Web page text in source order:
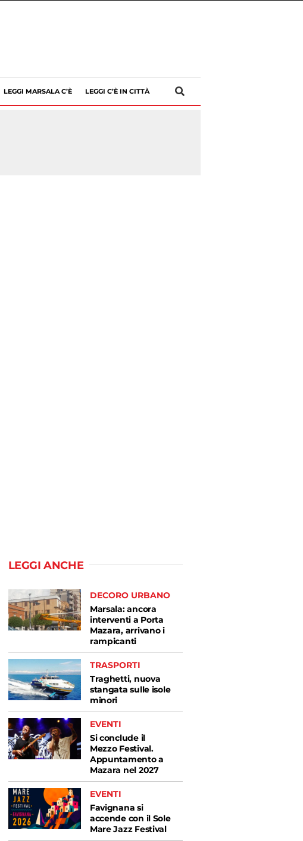
LEGGI MARSALA C’È LEGGI C’È IN CITTÀ
LEGGI ANCHE
DECORO URBANO
Marsala: ancora
interventi a Porta
Mazara, arrivano i
rampicanti
TRASPORTI
Traghetti, nuova
stangata sulle isole
minori
EVENTI
Si conclude il
Mezzo Festival.
Appuntamento a
Mazara nel 2027
EVENTI
Favignana si
accende con il Sole
Mare Jazz Festival